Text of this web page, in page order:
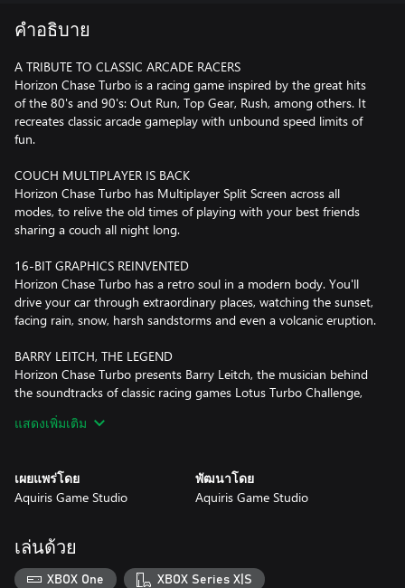
คำอธิบาย
A TRIBUTE TO CLASSIC ARCADE RACERS
Horizon Chase Turbo is a racing game inspired by the great hits
of the 80's and 90's: Out Run, Top Gear, Rush, among others. It
recreates classic arcade gameplay with unbound speed limits of
fun.
COUCH MULTIPLAYER IS BACK
Horizon Chase Turbo has Multiplayer Split Screen across all
modes, to relive the old times of playing with your best friends
sharing a couch all night long.
16-BIT GRAPHICS REINVENTED
Horizon Chase Turbo has a retro soul in a modern body. You'll
drive your car through extraordinary places, watching the sunset,
facing rain, snow, harsh sandstorms and even a volcanic eruption.
BARRY LEITCH, THE LEGEND
Horizon Chase Turbo presents Barry Leitch, the musician behind
the soundtracks of classic racing games Lotus Turbo Challenge,
แสดงเพิ่มเติม
เผยแพร่โดย
Aquiris Game Studio
พัฒนาโดย
Aquiris Game Studio
เล่นด้วย
XBOX One XBOX Series X|S